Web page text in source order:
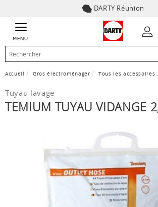
DARTY Réunion
MENU
Accueil Gros électroménager Tous les accessoires
Tuyau lavage
TEMIUM TUYAU VIDANGE